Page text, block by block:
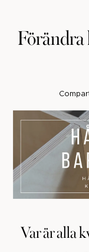
Förändra
Var är alla